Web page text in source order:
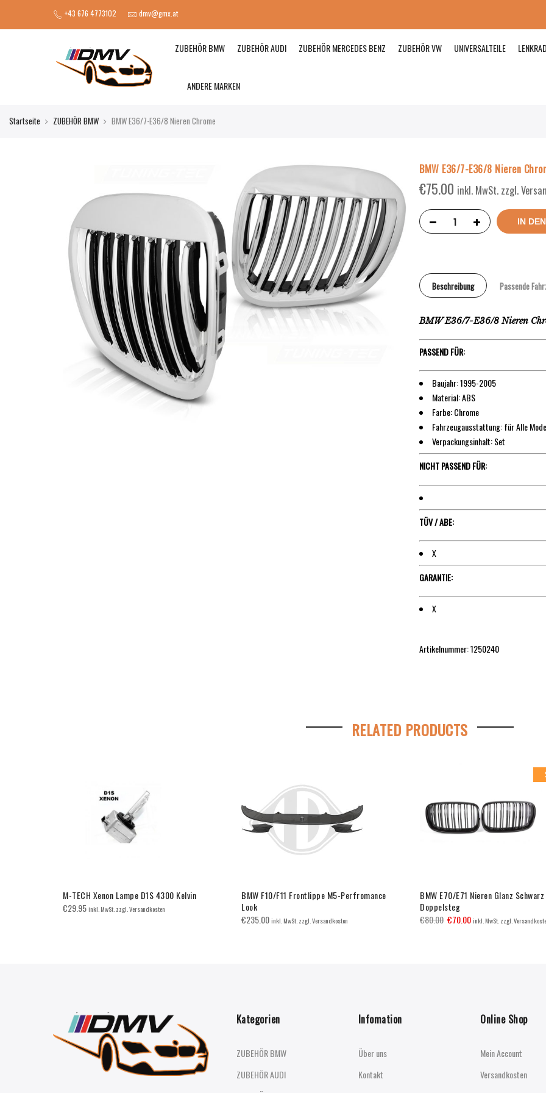
+43 676 4773102 dmv@gmx.at
ZUBEHÖR BMW ZUBEHÖR AUDI ZUBEHÖR MERCEDES BENZ ZUBEHÖR VW UNIVERSALTEILE
ANDERE MARKEN
Startseite ZUBEHÖR BMW BMW E36/7-E36/8 Nieren Chrome
BMW E36/7-E36/8 Nieren
€75.00 inkl. MwSt. zzgl.
IN
Beschreibung Passende
BMW E36/7-E36/8 Nieren
PASSEND FÜR:
Baujahr: 1995-2005
Material: ABS
Farbe: Chrome
Fahrzeugausstattung: für Alle
Verpackungsinhalt: Set
NICHT PASSEND FÜR:
TÜV / ABE:
X
GARANTIE:
X
Artikelnummer: 1250240
RELATED PRODUCTS
M-TECH Xenon Lampe D1S 4300 Kelvin
€29.95inkl. MwSt. zzgl. Versandkosten
BMW F10/F11 Frontlippe M5-Perfromance
Look
€235.00inkl. MwSt. zzgl. Versandkosten
BMW E70/E71 Nieren Glanz Schwarz
Doppelsteg
€80.00 €70.00inkl. MwSt. zzgl.
Kategorien
ZUBEHÖR BMW
ZUBEHÖR AUDI
Infomation
Über uns
Kontakt
Online Shop
Mein Account
Versandkosten